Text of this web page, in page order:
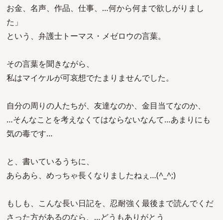
お金、名声、作品、仕事、…何から何まで欲しがりまし
た」
という、弁護士トーマス・メゼロウの言葉。
その言葉を聞きながら、
私はマイケルが可哀想でたまりませんでした。
自分の周りの人たちが、友達なのか、金目当てなのか、
…そんなことを考えなくてはならないなんて…あまりにも
気の毒です…
と、書いているうちに、
あらあら、めっちゃ長くなりましたねぇ…(^_^;)
もしも、こんな長い日記を、忍耐強く最後まで読んでくだ
さった方があるのなら、…どうもありがとう